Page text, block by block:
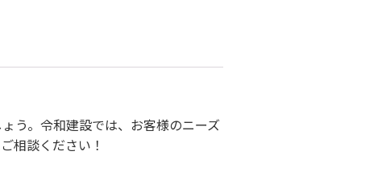
う。令和建設では、お客様のニーズ
相談ください！